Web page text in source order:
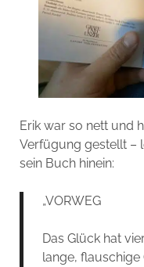
Erik war so nett und
Verfügung gestellt –
sein Buch hinein:
„VORWEG
Das Glück hat
lange, flauschige